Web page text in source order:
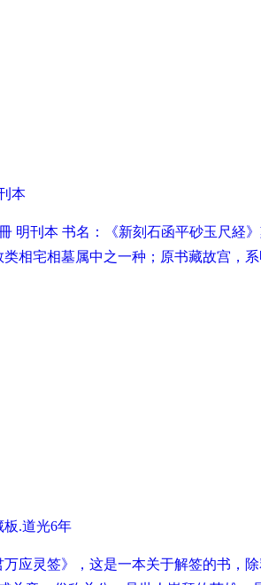
本
明刊本 书名：《新刻石函平砂玉尺経
相宅相墓属中之一种；原书藏故宫，
.道光6年
应灵签》，这是一本关于解签的书